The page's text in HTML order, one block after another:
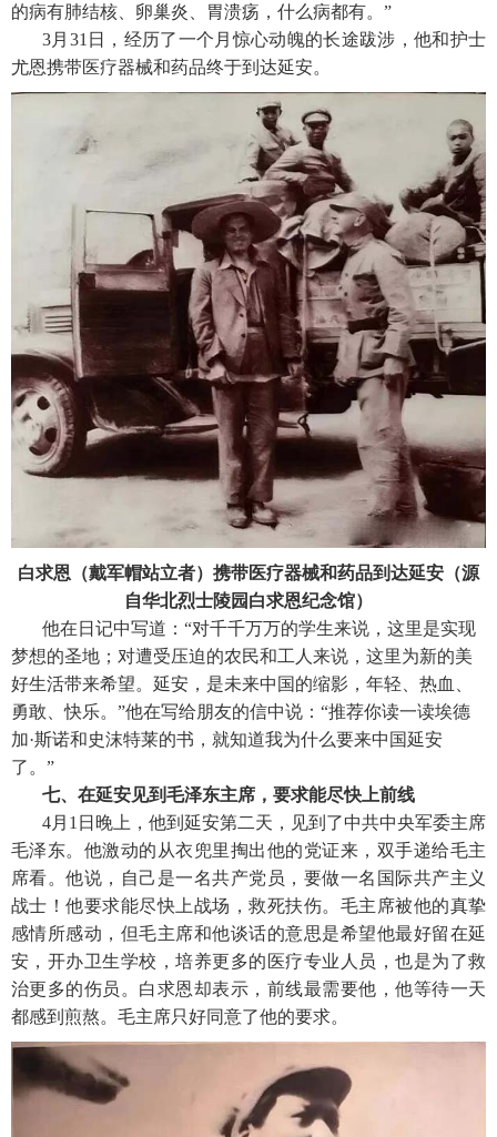
的病有肺结核、卵巢炎、胃溃疡，什么病都有。”
3月31日，经历了一个月惊心动魄的长途跋涉，他和护士
尤恩携带医疗器械和药品终于到达延安。
白求恩（戴军帽站立者）携带医疗器械和药品到达延安（源
自华北烈士陵园白求恩纪念馆）
他在日记中写道：“对千千万万的学生来说，这里是实现
梦想的圣地；对遭受压迫的农民和工人来说，这里为新的美
好生活带来希望。延安，是未来中国的缩影，年轻、热血、
勇敢、快乐。”他在写给朋友的信中说：“推荐你读一读埃德
加·斯诺和史沫特莱的书，就知道我为什么要来中国延安
了。”
七、在延安见到毛泽东主席，要求能尽快上前线
4月1日晚上，他到延安第二天，见到了中共中央军委主席
毛泽东。他激动的从衣兜里掏出他的党证来，双手递给毛主
席看。他说，自己是一名共产党员，要做一名国际共产主义
战士！他要求能尽快上战场，救死扶伤。毛主席被他的真挚
感情所感动，但毛主席和他谈话的意思是希望他最好留在延
安，开办卫生学校，培养更多的医疗专业人员，也是为了救
治更多的伤员。白求恩却表示，前线最需要他，他等待一天
都感到煎熬。毛主席只好同意了他的要求。